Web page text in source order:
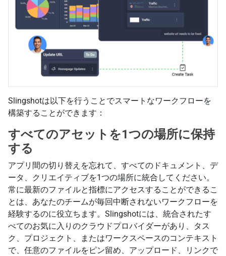
Slingshotは以下を行うことでスマートなワークフローを
構築することができます：
すべてのアセットを1つの場所に保持
する
アプリ間の切り替えを忘れて、すべてのドキュメント、デ
ータ、クリエイティブを1つの場所に統合してください。
常に最新のファイルと指標にアクセスすることができるこ
とは、あなたのチームが毎回中断されないワークフローを
経験するのに役立ちます。Slingshotには、統合されたす
べてのお気に入りのクラウドプロバイダーがあり、タス
ク、プロジェクト、またはワークスペースのコンテキスト
で、任意のファイルをピン留め、アップロード、リンクで